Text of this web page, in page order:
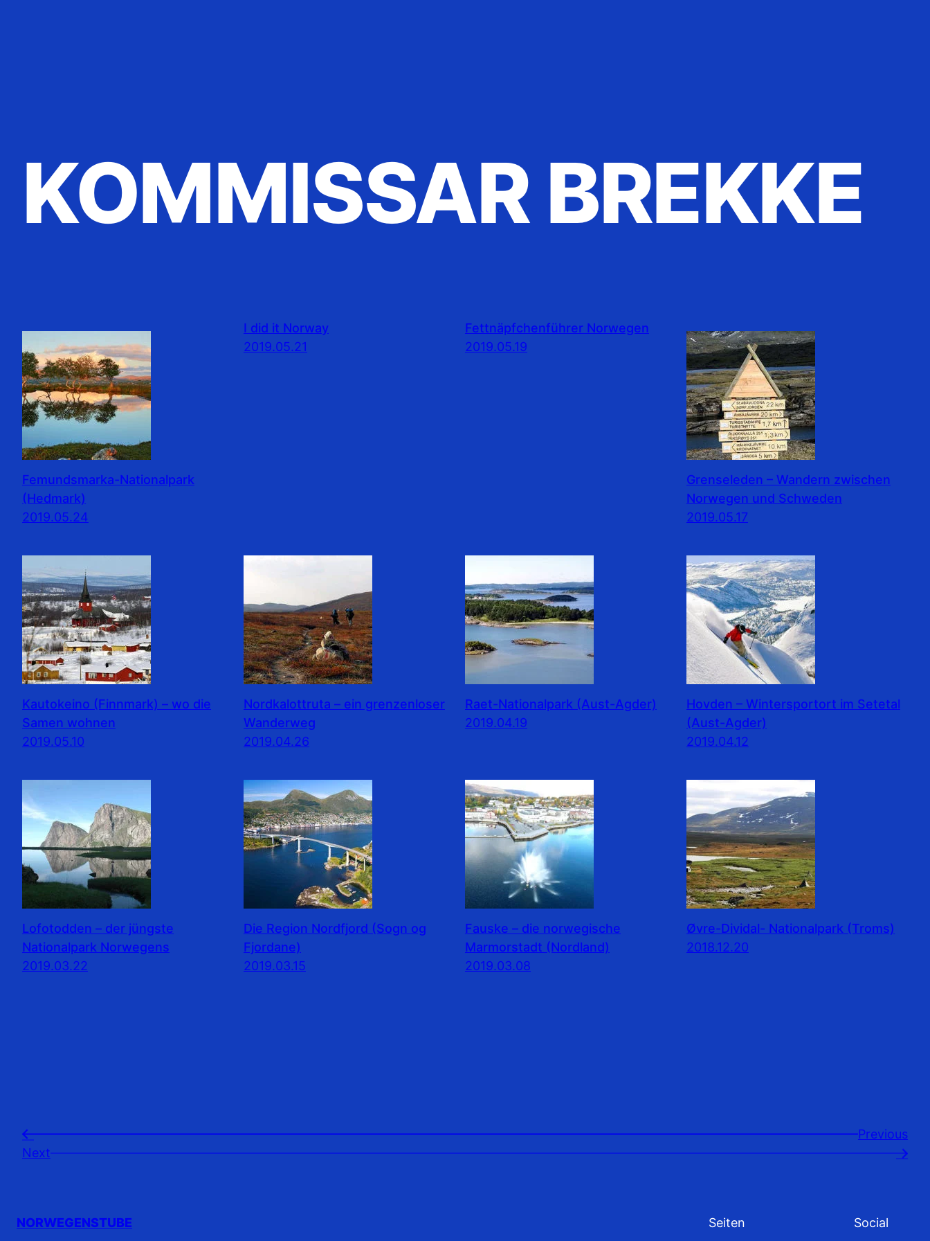
KOMMISSAR BREKKE
Femundsmarka-Nationalpark
(Hedmark)
2019.05.24
I did it Norway
2019.05.21
Fettnäpfchenführer Norwegen
2019.05.19
Grenseleden – Wandern zwischen
Norwegen und Schweden
2019.05.17
Kautokeino (Finnmark) – wo die
Samen wohnen
2019.05.10
Nordkalottruta – ein grenzenloser
Wanderweg
2019.04.26
Raet-Nationalpark (Aust-Agder)
2019.04.19
Hovden – Wintersportort im Setetal
(Aust-Agder)
2019.04.12
Lofotodden – der jüngste
Nationalpark Norwegens
2019.03.22
Die Region Nordfjord (Sogn og
Fjordane)
2019.03.15
Fauske – die norwegische
Marmorstadt (Nordland)
2019.03.08
Øvre-Dividal- Nationalpark (Troms)
2018.12.20
←
Previousㅤ
Next
→
NORWEGENSTUBE Seiten Social